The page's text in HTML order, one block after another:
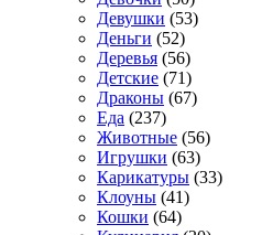
Девушки (53)
Деньги (52)
Деревья (56)
Детские (71)
Драконы (67)
Еда (237)
Животные (56)
Игрушки (63)
Карикатуры (33)
Клоуны (41)
Кошки (64)